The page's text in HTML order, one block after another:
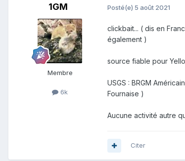
1GM
Membre
6k
Posté(e) 5 août 2021
clickbait... ( dis en
également )
source fiable pour
USGS : BRGM
Fournaise )
Aucune activité autre
Citer